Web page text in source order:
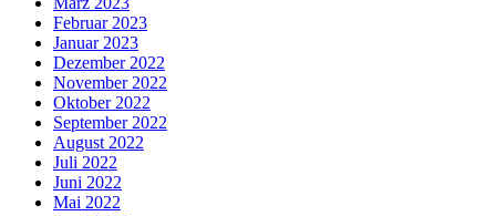
Februar 2023
Januar 2023
Dezember 2022
November 2022
Oktober 2022
September 2022
August 2022
Juli 2022
Juni 2022
Mai 2022